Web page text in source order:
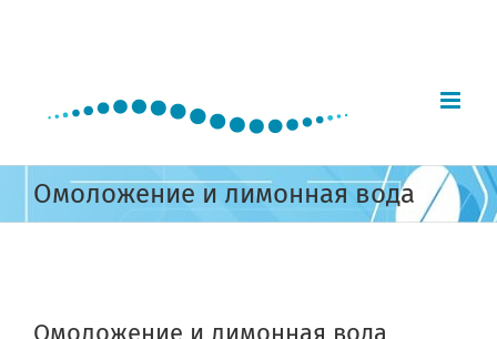
Омоложение и лимонная вода
Омоложение и лимонная вода